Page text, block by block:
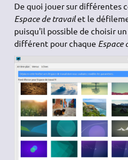
De quoi jouer sur différentes
Espace de travailet le
puisqu'il possible de choisir un
différent pour chaque Espace